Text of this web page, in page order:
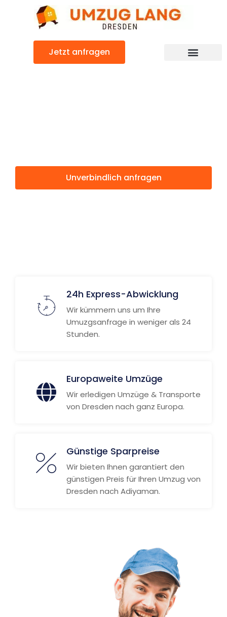
Jetzt anfragen
Unverbindlich anfragen
24h Express-Abwicklung
Wir kümmern uns um Ihre
Umuzgsanfrage in weniger als 24
Stunden.
Europaweite Umzüge
Wir erledigen Umzüge & Transporte
von Dresden nach ganz Europa.
Günstige Sparpreise
Wir bieten Ihnen garantiert den
günstigen Preis für Ihren Umzug von
Dresden nach Adiyaman.